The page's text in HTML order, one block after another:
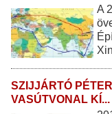
A
SZIJJÁRTÓ
VASÚTVONAL KÍ...